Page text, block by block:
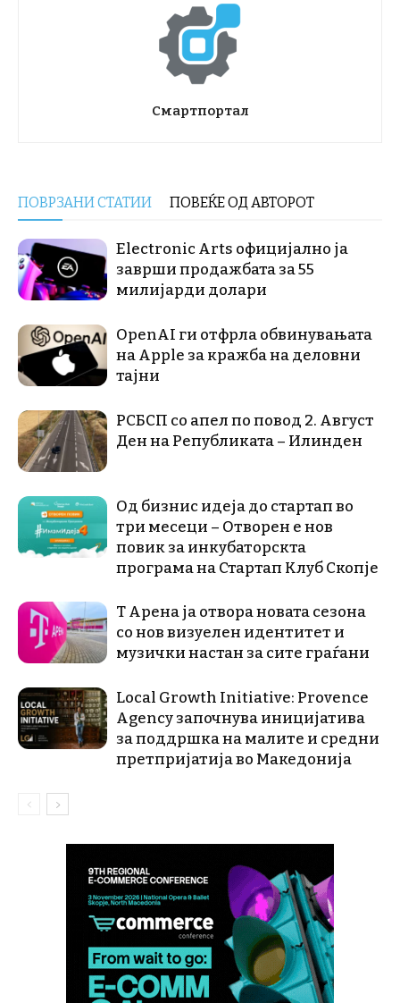
Смартпортал
ПОВРЗАНИ СТАТИИ ПОВЕЌЕ ОД АВТОРОТ
Electronic Arts официјално ја
заврши продажбата за 55
милијарди долари
OpenAI ги отфрла обвинувањата
на Apple за кражба на деловни
тајни
РСБСП со апел по повод 2. Август
Ден на Републиката – Илинден
Од бизнис идеја до стартап во
три месеци – Отворен е нов
повик за инкубаторскта
програма на Стартап Клуб Скопје
Т Арена ја отвора новата сезона
со нов визуелен идентитет и
музички настан за сите граѓани
Local Growth Initiative: Provence
Agency започнува иницијатива
за поддршка на малите и средни
претпријатија во Македонија